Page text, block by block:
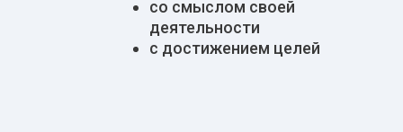
со смыслом своей
деятельности
с достижением целей